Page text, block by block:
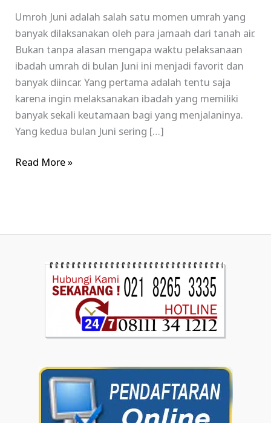
Umroh Juni adalah salah satu momen umrah yang
banyak dilaksanakan oleh para jamaah dari tanah air.
Bukan tanpa alasan mengapa waktu pelaksanaan
ibadah umrah di bulan Juni ini menjadi favorit dan
banyak diincar. Yang pertama adalah tentu saja
karena ingin melaksanakan ibadah yang memiliki
banyak sekali keutamaan bagi yang menjalaninya.
Yang kedua bulan Juni sering […]
Read More »